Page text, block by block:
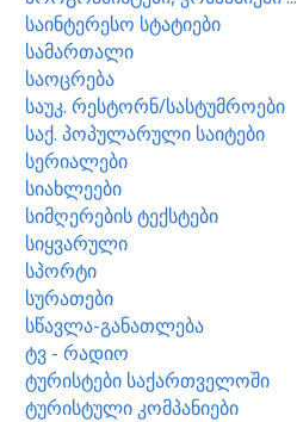
საინტერესო სტატიები
სამართალი
საოცრება
საუკ. რესტორნ/სასტუმროები
საქ. პოპულარული საიტები
სერიალები
სიახლეები
სიმღერების ტექსტები
სიყვარული
სპორტი
სურათები
სწავლა-განათლება
ტვ - რადიო
ტურისტები საქართველოში
ტურისტული კომპანიები